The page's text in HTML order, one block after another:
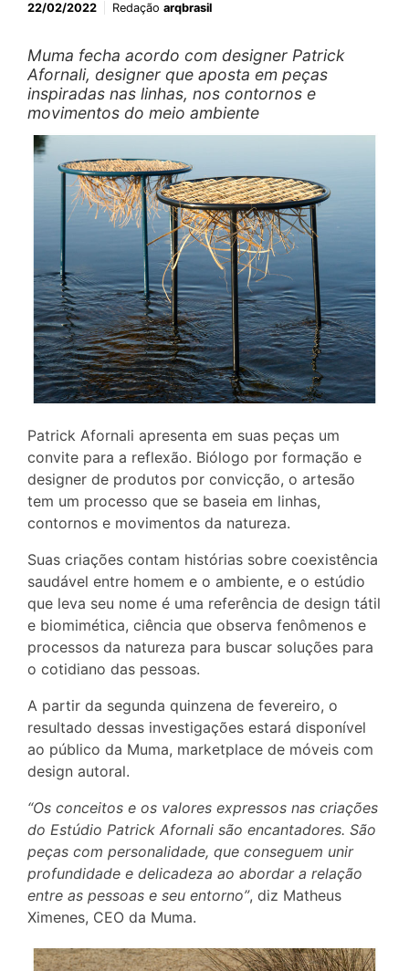
22/02/2022 Redação arqbrasil
Muma fecha acordo com designer Patrick
Afornali, designer que aposta em peças
inspiradas nas linhas, nos contornos e
movimentos do meio ambiente
Patrick Afornali apresenta em suas peças um
convite para a reflexão. Biólogo por formação e
designer de produtos por convicção, o artesão
tem um processo que se baseia em linhas,
contornos e movimentos da natureza.
Suas criações contam histórias sobre coexistência
saudável entre homem e o ambiente, e o estúdio
que leva seu nome é uma referência de design tátil
e biomimética, ciência que observa fenômenos e
processos da natureza para buscar soluções para
o cotidiano das pessoas.
A partir da segunda quinzena de fevereiro, o
resultado dessas investigações estará disponível
ao público da Muma, marketplace de móveis com
design autoral.
“Os conceitos e os valores expressos nas criações
do Estúdio Patrick Afornali são encantadores. São
peças com personalidade, que conseguem unir
profundidade e delicadeza ao abordar a relação
entre as pessoas e seu entorno”, diz Matheus
Ximenes, CEO da Muma.